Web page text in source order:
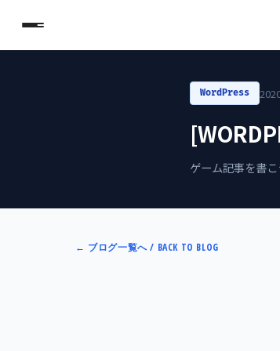
WordPress
ゲーム記事を書
← ブログ一覧へ / BACK TO BLOG